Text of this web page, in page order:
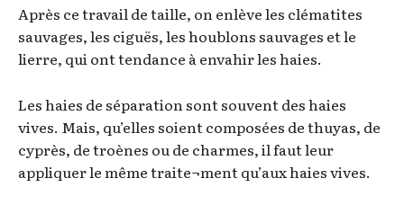
Après ce travail de taille, on enlève les clématites
sauvages, les ciguës, les houblons sauvages et le
lierre, qui ont tendance à envahir les haies.
Les haies de séparation sont souvent des haies
vives. Mais, qu’elles soient composées de thuyas, de
cyprès, de troènes ou de charmes, il faut leur
appliquer le même traite¬ment qu’aux haies vives.